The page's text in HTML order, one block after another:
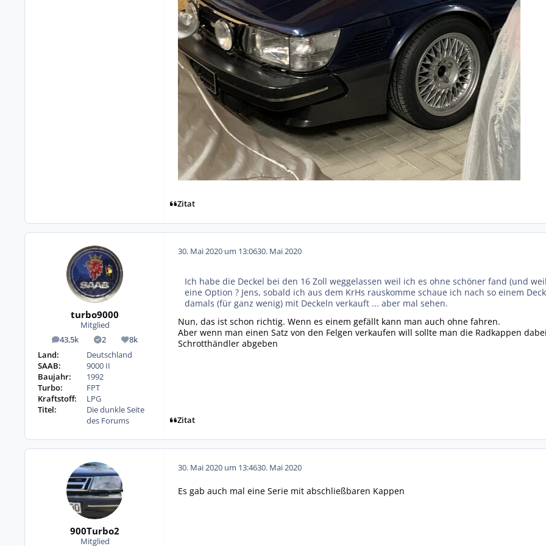
Zitat
turbo9000
Mitglied
43,5k
Beiträge 2
Lösungen
8k
Reputation
Land:
Deutschland
SAAB:
9000 II
Baujahr:
1992
Turbo:
FPT
Kraftstoff:
LPG
Titel:
Die dunkle Seite
des Forums
30. Mai 2020 um 13:0630. Mai 2020
Ich habe die Deckel bei den 16 Zoll weggelassen weil ich es ohne schöner fand (und
eine Option ? Jens, sobald ich aus dem KrHs rauskomme schaue ich nach so einem
damals (für ganz wenig) mit Deckeln verkauft ... aber mal sehen.
Nun, das ist schon richtig. Wenn es einem gefällt kann man auch ohne fahren.
Aber wenn man einen Satz von den Felgen verkaufen will sollte man die Radkappen
Schrotthändler abgeben
Zitat
900Turbo2
Mitglied
30. Mai 2020 um 13:4630. Mai 2020
Es gab auch mal eine Serie mit abschließbaren Kappen